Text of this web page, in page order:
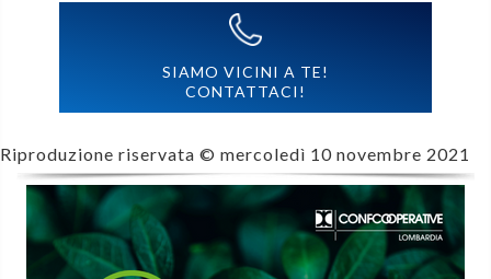
SIAMO VICINI A TE!
CONTATTACI!
Riproduzione riservata © mercoledì 10 novembre 2021